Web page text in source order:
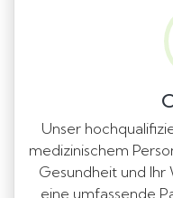
Unser
medizinischem
Gesundheit und
eine umfassende